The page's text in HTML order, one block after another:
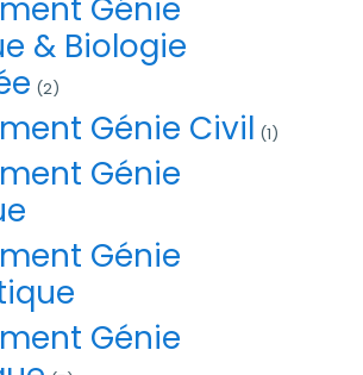
Génie
& Biologie
(2)
Génie Civil (1)
Génie
Génie
Génie